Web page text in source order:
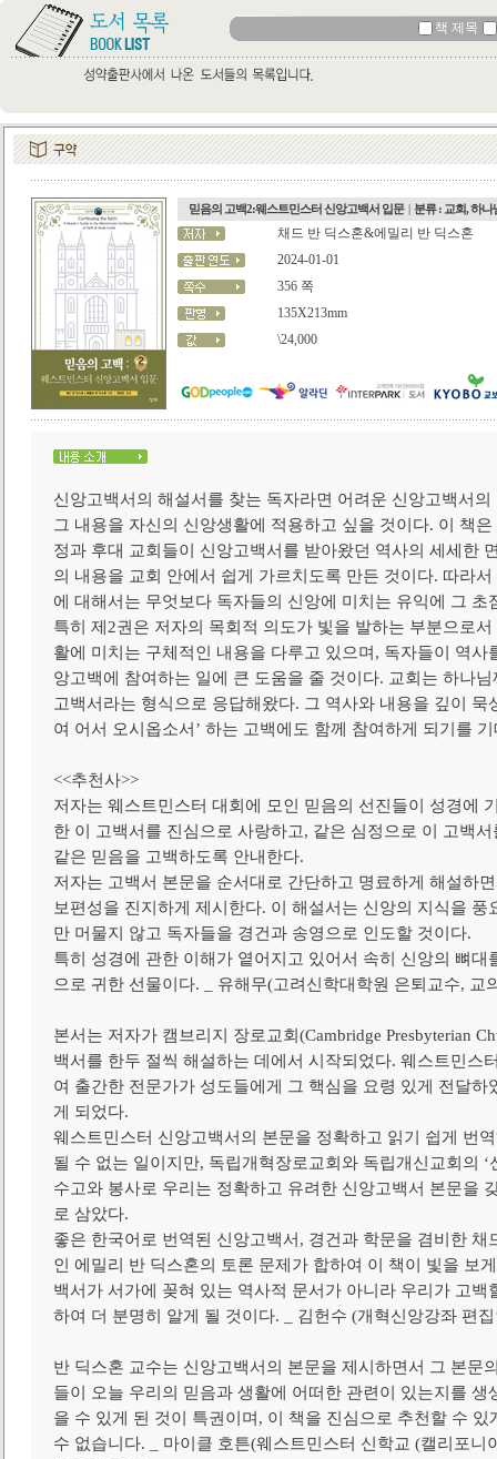
책 제목
믿음의 고백2:웨스트민스터 신앙고백서 입문 |분류 : 교회, 하나
채드 반 딕스혼&에밀리 반 딕스혼
2024-01-01
356 쪽
135X213mm
\24,000
신앙고백서의 해설서를 찾는 독자라면 어려운 신앙고백서
그 내용을 자신의 신앙생활에 적용하고 싶을 것이다. 이 책
정과 후대 교회들이 신앙고백서를 받아왔던 역사의 세세한
의 내용을 교회 안에서 쉽게 가르치도록 만든 것이다. 따라
에 대해서는 무엇보다 독자들의 신앙에 미치는 유익에 그 초
특히 제2권은 저자의 목회적 의도가 빛을 발하는 부분으로
활에 미치는 구체적인 내용을 다루고 있으며, 독자들이 역사
앙고백에 참여하는 일에 큰 도움을 줄 것이다. 교회는 하나
고백서라는 형식으로 응답해왔다. 그 역사와 내용을 깊이 묵
여 어서 오시옵소서’ 하는 고백에도 함께 참여하게 되기를
<<추천사>>
저자는 웨스트민스터 대회에 모인 믿음의 선진들이 성경에
한 이 고백서를 진심으로 사랑하고, 같은 심정으로 이 고백
같은 믿음을 고백하도록 안내한다.
저자는 고백서 본문을 순서대로 간단하고 명료하게 해설하
보편성을 진지하게 제시한다. 이 해설서는 신앙의 지식을 풍
만 머물지 않고 독자들을 경건과 송영으로 인도할 것이다.
특히 성경에 관한 이해가 옅어지고 있어서 속히 신앙의 뼈대
으로 귀한 선물이다. _ 유해무(고려신학대학원 은퇴교수, 교
본서는 저자가 캠브리지 장로교회(Cambridge Presbyterian
백서를 한두 절씩 해설하는 데에서 시작되었다. 웨스트민스
여 출간한 전문가가 성도들에게 그 핵심을 요령 있게 전달하
게 되었다.
웨스트민스터 신앙고백서의 본문을 정확하고 읽기 쉽게 번
될 수 없는 일이지만, 독립개혁장로교회와 독립개신교회의 ‘
수고와 봉사로 우리는 정확하고 유려한 신앙고백서 본문을
로 삼았다.
좋은 한국어로 번역된 신앙고백서, 경건과 학문을 겸비한 채
인 에밀리 반 딕스혼의 토론 문제가 합하여 이 책이 빛을 보
백서가 서가에 꽂혀 있는 역사적 문서가 아니라 우리가 고백
하여 더 분명히 알게 될 것이다. _ 김헌수 (개혁신앙강좌 편
반 딕스혼 교수는 신앙고백서의 본문을 제시하면서 그 본문
들이 오늘 우리의 믿음과 생활에 어떠한 관련이 있는지를 생
을 수 있게 된 것이 특권이며, 이 책을 진심으로 추천할 수
수 없습니다. _ 마이클 호튼(웨스트민스터 신학교 (캘리포니